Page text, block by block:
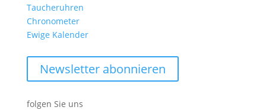
Taucheruhren
Chronometer
Ewige Kalender
Newsletter abonnieren
folgen Sie uns